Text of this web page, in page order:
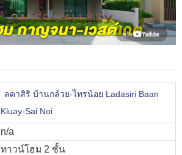
ลดาสิริ บ้านกล้วย-ไทรน้อย Ladasiri Baan
Kluay-Sai Noi
n/a
ทาวน์โฮม 2 ชั้น